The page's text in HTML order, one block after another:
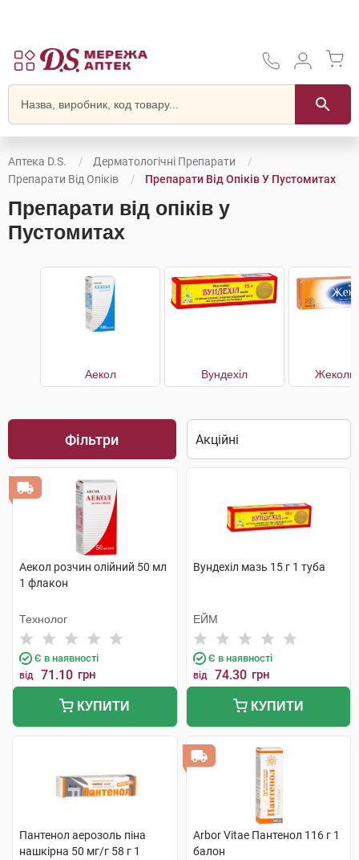
Аптека D.S.
Дерматологічні Препарати
Препарати Від Опіків
Препарати Від Опіків У Пустомитах
Препарати від опіків у
Пустомитах
Аекол Вундехіл Жеколь
Фільтри
Аекол розчин олійний 50 мл
1 флакон
Технолог
Є в наявності
від 71.10 грн
КУПИТИ
Вундехіл мазь 15 г 1 туба
ЕЙМ
Є в наявності
від 74.30 грн
КУПИТИ
Пантенол аерозоль піна
нашкірна 50 мг/г 58 г 1
Arbor Vitae Пантенол 116 г 1
балон